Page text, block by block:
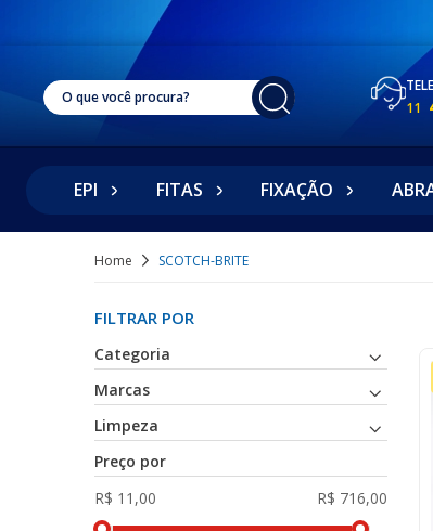
11
EPI FITAS FIXAÇÃO
Home SCOTCH-BRITE
FILTRAR POR
Categoria
Marcas
Limpeza
Preço por